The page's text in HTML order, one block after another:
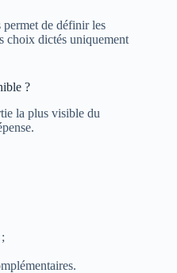
de définir les
choix dictés uniquement
?
la plus visible du